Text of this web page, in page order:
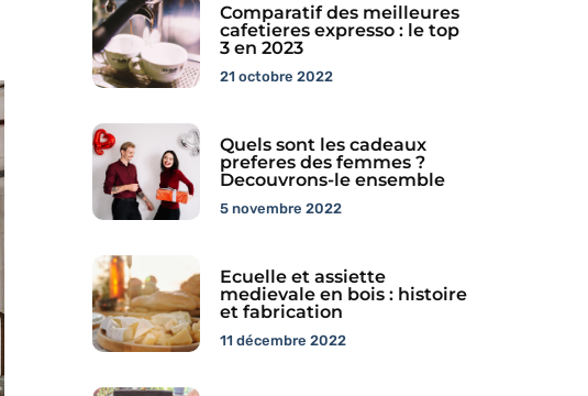
Comparatif des meilleures
cafetieres expresso : le top
3 en 2023
21 octobre 2022
Quels sont les cadeaux
preferes des femmes ?
Decouvrons-le ensemble
5 novembre 2022
Ecuelle et assiette
medievale en bois : histoire
et fabrication
11 décembre 2022